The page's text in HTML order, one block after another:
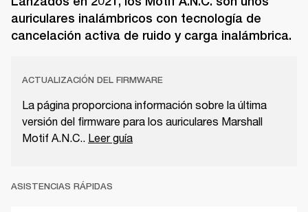
auriculares inalámbricos con tecnología de
cancelación activa de ruido y carga inalámbrica.
ACTUALIZACIÓN DEL FIRMWARE
La página proporciona información sobre la última
versión del firmware para los auriculares Marshall
Motif A.N.C.. Leer guía
ASISTENCIAS RÁPIDAS